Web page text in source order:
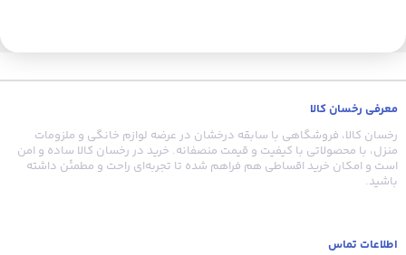
معرفی رخسان کالا
رخسان کالا، فروشگاهی با سابقه درخشان در عرضه لوازم خانگی و ملزومات
منزل، با محصولاتی با کیفیت و قیمت منصفانه. خرید در رخسان کالا ساده و امن
است و امکان خرید اقساطی هم فراهم شده تا تجربه‌ای راحت و مطمئن داشته
باشید.
اطلاعات تماس